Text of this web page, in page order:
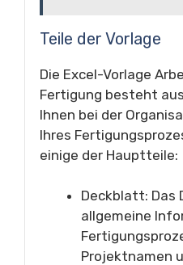
Teile der Vorlage
Die Excel-Vorlage
Fertigung besteht
Ihnen bei der
Ihres
einige der Hauptteile:
Deckblatt:
allgemeine
Projektnamen